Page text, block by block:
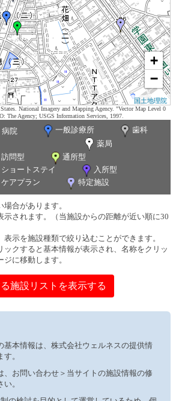
+
−
国土地理院
National Imagery and Mapping Agency. "Vector Map Level 0
The Agency; USGS Information Services, 1997.
病院 一般診療所
歯科
薬局
訪問型
通所型
ショートステイ
入所型
ケアプラン
特定施設
合があります。
示されます。（当施設からの距離が近い順に30
表示を施設種類で絞り込むことができます。
ックすると基本情報が表示され、名称をクリッ
に移動します。
施設リストを表示する
基本情報は、株式会社ウェルネスの提供情
。
、お問い合わせ＞当サイトの施設情報の修
。